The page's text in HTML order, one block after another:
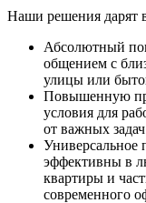
Наши решения дарят
Абсолютный
общением с
улицы или
Повышенную
условия для
от важных
Универсальное
эффективны в
квартиры и
современного